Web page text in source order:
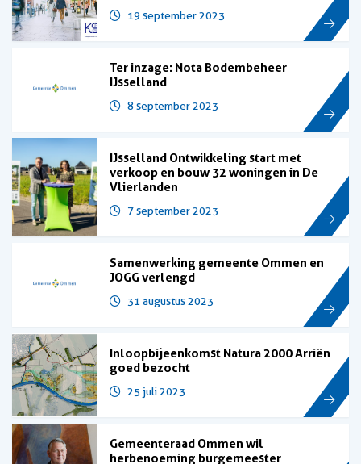
19 september 2023
Ter inzage: Nota Bodembeheer
IJsselland
8 september 2023
IJsselland Ontwikkeling start met
verkoop en bouw 32 woningen in De
Vlierlanden
7 september 2023
Samenwerking gemeente Ommen en
JOGG verlengd
31 augustus 2023
Inloopbijeenkomst Natura 2000 Arriën
goed bezocht
25 juli 2023
Gemeenteraad Ommen wil
herbenoeming burgemeester